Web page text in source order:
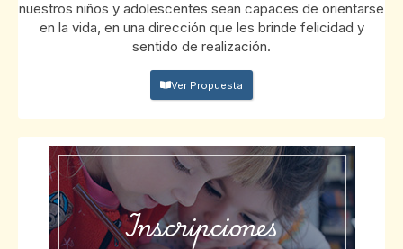
nuestros niños y adolescentes sean capaces de orientarse
en la vida, en una dirección que les brinde felicidad y
sentido de realización.
Ver Propuesta
Inscripciones